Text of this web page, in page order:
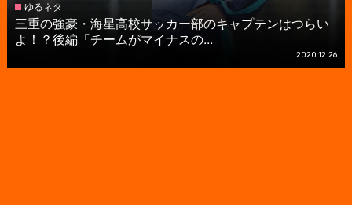
ゆるネタ
三重の強豪・海星高校サッカー部のキャプテンはつらい
よ！？後編「チームがマイナスの...
2020.12.26